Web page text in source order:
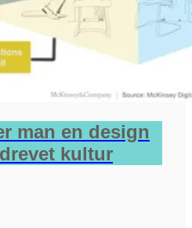
man en design
kultur